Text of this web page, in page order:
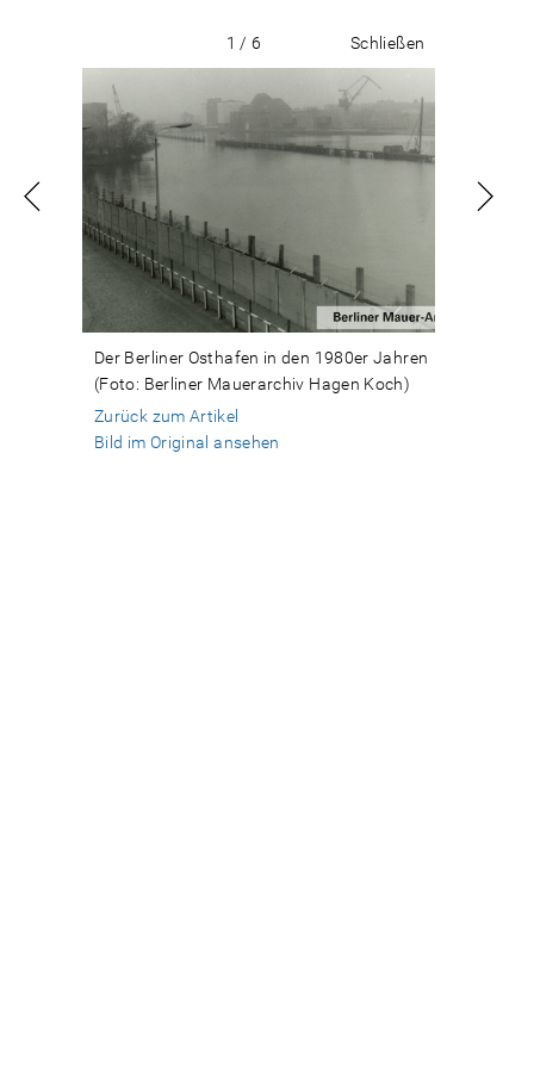
1 / 6 Schließen
Der Berliner Osthafen in den 1980er Jahren
(Foto: Berliner Mauerarchiv Hagen Koch)
Zurück zum Artikel
Bild im Original ansehen